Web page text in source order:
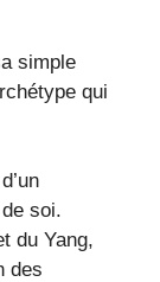
simple
qui
soi.
du Yang,
des